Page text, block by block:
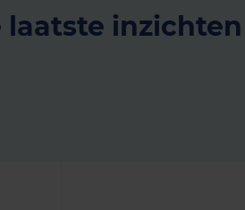
laatste inzichten